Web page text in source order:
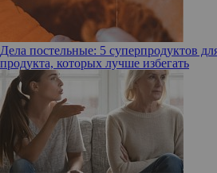
Дела постельные: 5 суперпродуктов
продукта, которых лучше избегать